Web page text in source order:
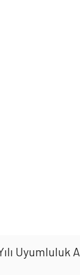
Uyumluluk